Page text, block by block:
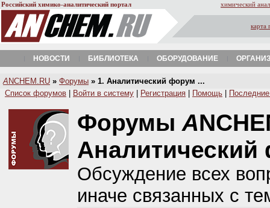
Российский химико-аналитический портал химический
карта
НОВОСТИ БИБЛИОТЕКА ОБОРУДОВАНИЕ
A NCHEM.RU » Форумы » 1. Аналитический форум ...
Список форумов
Войти в систему Регистрация Помощь
Форумы A
Обсуждение всех
иначе связанных с